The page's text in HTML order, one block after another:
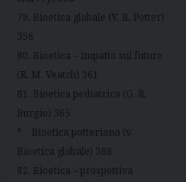
79. Bioetica globale (V. R. Potter)
356
80. Bioetica – impatto sul futuro
(R. M. Veatch) 361
81. Bioetica pediatrica (G. R.
Burgio) 365
* Bioetica potteriana (v.
Bioetica globale) 368
82. Bioetica – prospettiva